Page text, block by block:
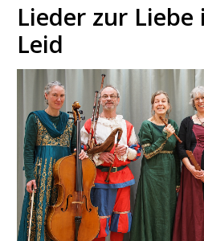
Lieder zur
Leid